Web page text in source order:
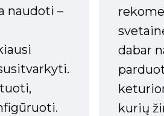
naudoti –
dabar
kurių